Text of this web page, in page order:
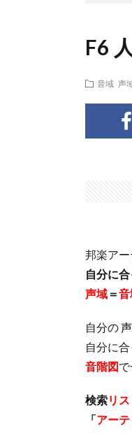
F6
音域 声
邦楽ア
自分に
声域＝
自分の
自分に
音階図
検索リス
「アーテ